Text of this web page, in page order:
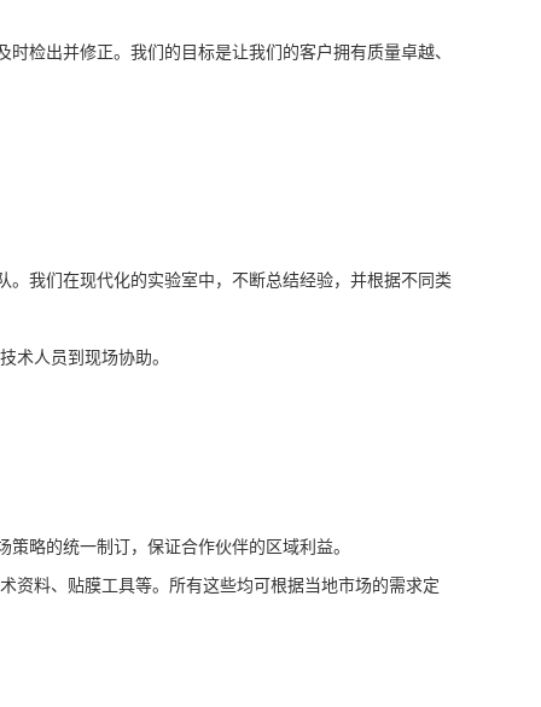
出并修正。我们的目标是让我们的客户拥有质量卓越、
我们在现代化的实验室中，不断总结经验，并根据不同类
人员到现场协助。
略的统一制订，保证合作伙伴的区域利益。
料、贴膜工具等。所有这些均可根据当地市场的需求定